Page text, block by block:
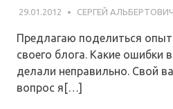
29.01.2012 СЕРГЕЙ АЛЬБЕРТОВИЧ
Предлагаю поделиться
своего блога. Какие ошибки
делали неправильно. Свой
вопрос я[…]